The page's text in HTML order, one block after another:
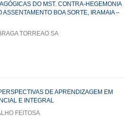
DO MST. CONTRA-HEGEMONIA
ASSENTAMENTO BOA SORTE, IRAMAIA –
TORREAO SA
DE APRENDIZAGEM EM
E INTEGRAL
FEITOSA